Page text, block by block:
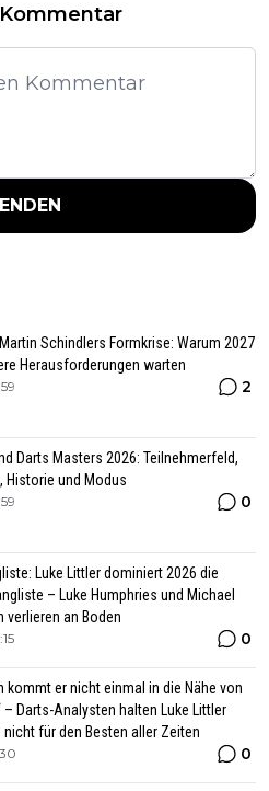
Martin Schindlers Formkrise: Warum 2027
Herausforderungen warten
2
Darts Masters 2026: Teilnehmerfeld,
Historie und Modus
0
Luke Littler dominiert 2026 die
– Luke Humphries und Michael
verlieren an Boden
0
kommt er nicht einmal in die Nähe von
– Darts-Analysten halten Luke Littler
für den Besten aller Zeiten
0